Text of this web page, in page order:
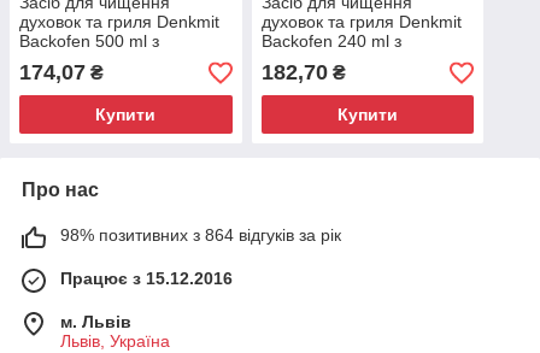
духовок та гриля Denkmit
Backofen 500 ml з
активною піною,
Німеччина, Очищувачі для
духовок і грилів
174,07 ₴
Купити
духовок та гриля Denkmit
Backofen 240 ml з
активною піною,
Німеччина, Очищувачі для
духовок і грилів
182,70₴
Купити
Про нас
98% позитивних з 864 відгуків за рік
Працює з 15.12.2016
м. Львів
Львів, Україна